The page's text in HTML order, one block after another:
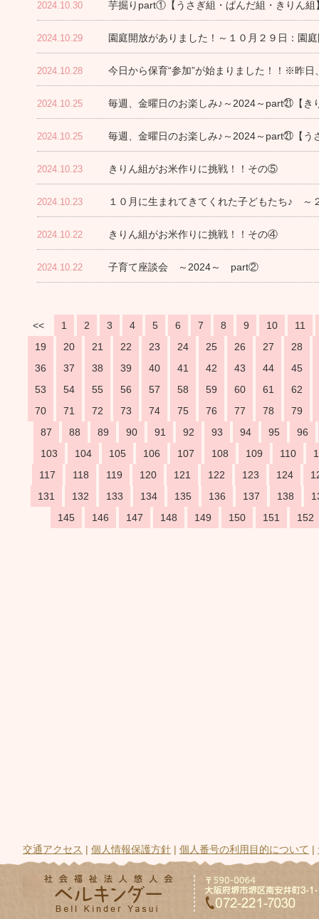
2024.10.30 芋掘りpart①【うさぎ組・ぱんだ組・きりん組
2024.10.29 園庭開放がありました！～１０月２９日：園
2024.10.28 今日から保育“参加”が始まりました！！※昨
2024.10.25 毎週、金曜日のお楽しみ♪～2024～part㉑【き
2024.10.25 毎週、金曜日のお楽しみ♪～2024～part㉑【う
2024.10.23 きりん組がお米作りに挑戦！！その⑤
2024.10.23 １０月に生まれてきてくれた子どもたち♪
2024.10.22 きりん組がお米作りに挑戦！！その④
2024.10.22 子育て座談会 ～2024～ part②
<< 1 2 3 4 5 6 7 8 9 10
11
19
20 21 22 23 24 25 26 27
28
36
37 38 39 40 41 42 43 44
45
53
54 55 56 57 58 59 60 61
62
70
71 72 73 74 75 76 77 78
79
87
88 89 90 91 92 93 94 95
96
103
104 105 106 107 108 109 110
117
118 119 120 121 122 123 124
131
132 133 134 135 136 137 138
145
146 147 148 149 150 151 152
交通アクセス | 個人情報保護方針 | 個人番号の利用目的について |